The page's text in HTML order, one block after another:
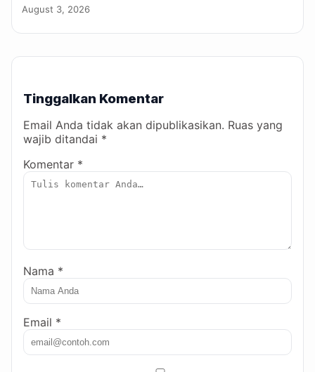
August 3, 2026
Tinggalkan Komentar
Email Anda tidak akan dipublikasikan. Ruas yang
wajib ditandai *
Komentar *
Nama *
Email *